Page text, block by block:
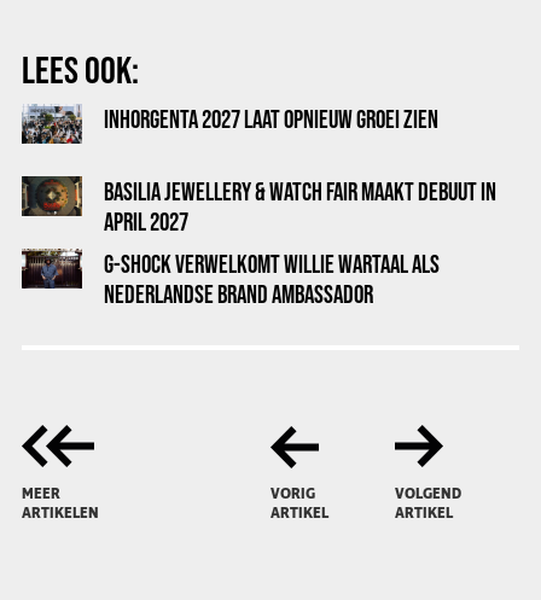
LEES OOK:
INHORGENTA 2027 LAAT OPNIEUW GROEI ZIEN
BASILIA JEWELLERY & WATCH FAIR MAAKT DEBUUT IN
APRIL 2027
G-SHOCK VERWELKOMT WILLIE WARTAAL ALS
NEDERLANDSE BRAND AMBASSADOR
MEER
ARTIKELEN
VORIG
ARTIKEL
VOLGEND
ARTIKEL